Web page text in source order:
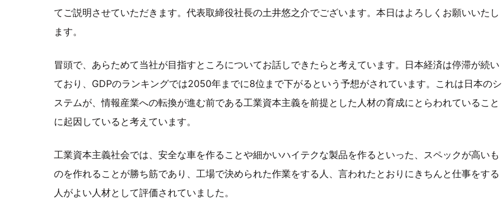
てご説明させていただきます。代表取締役社長の土井悠之介でございます。本日はよろしくお願いいたし
ます。
冒頭で、あらためて当社が目指すところについてお話しできたらと考えています。日本経済は停滞が続い
ており、GDPのランキングでは2050年までに8位まで下がるという予想がされています。これは日本のシ
ステムが、情報産業への転換が進む前である工業資本主義を前提とした人材の育成にとらわれていること
に起因していると考えています。
工業資本主義社会では、安全な車を作ることや細かいハイテクな製品を作るといった、スペックが高いも
のを作れることが勝ち筋であり、工場で決められた作業をする人、言われたとおりにきちんと仕事をする
人がよい人材として評価されていました。